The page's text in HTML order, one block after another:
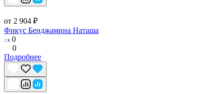
от 2 904 ₽
Фикус Бенджамина Наташа
0
0
Подробнее